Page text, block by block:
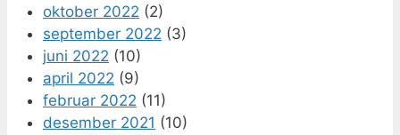
oktober 2022 (2)
september 2022 (3)
juni 2022 (10)
april 2022 (9)
februar 2022 (11)
desember 2021 (10)